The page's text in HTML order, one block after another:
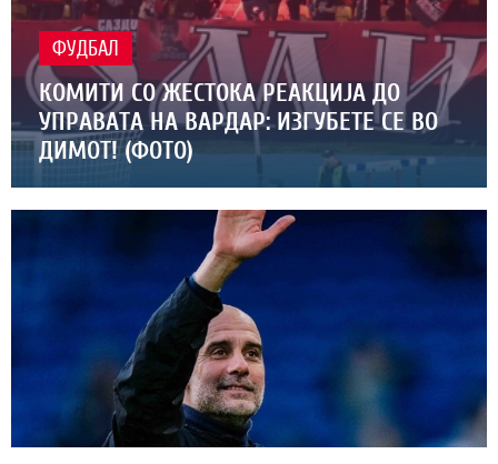
ФУДБАЛ
КОМИТИ СО ЖЕСТОКА РЕАКЦИЈА ДО
УПРАВАТА НА ВАРДАР: ИЗГУБЕТЕ СЕ ВО
ДИМОТ! (ФОТО)